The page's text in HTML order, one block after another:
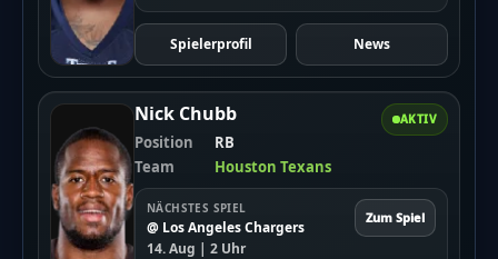
Spielerprofil News
AKTIV
Nick Chubb
Position
RB
Team
Houston Texans
NÄCHSTES SPIEL
@ Los Angeles Chargers
14. Aug | 2 Uhr
Zum Spiel